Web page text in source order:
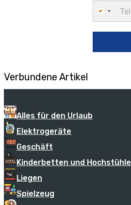
Cyprus
+357
Verbundene Artikel
Alles für den Urlaub
Elektrogeräte
Geschäft
Kinderbetten und Hochstühle
Liegen
Spielzeug